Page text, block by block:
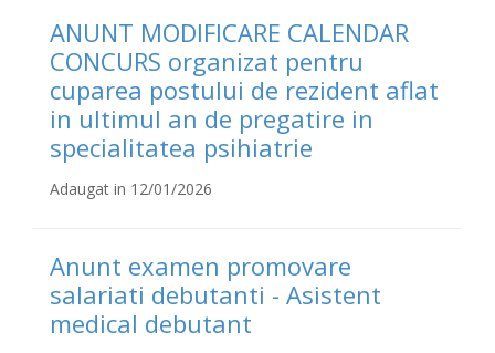
ANUNT MODIFICARE CALENDAR
CONCURS organizat pentru
cuparea postului de rezident aflat
in ultimul an de pregatire in
specialitatea psihiatrie
Adaugat in 12/01/2026
Anunt examen promovare
salariati debutanti - Asistent
medical debutant